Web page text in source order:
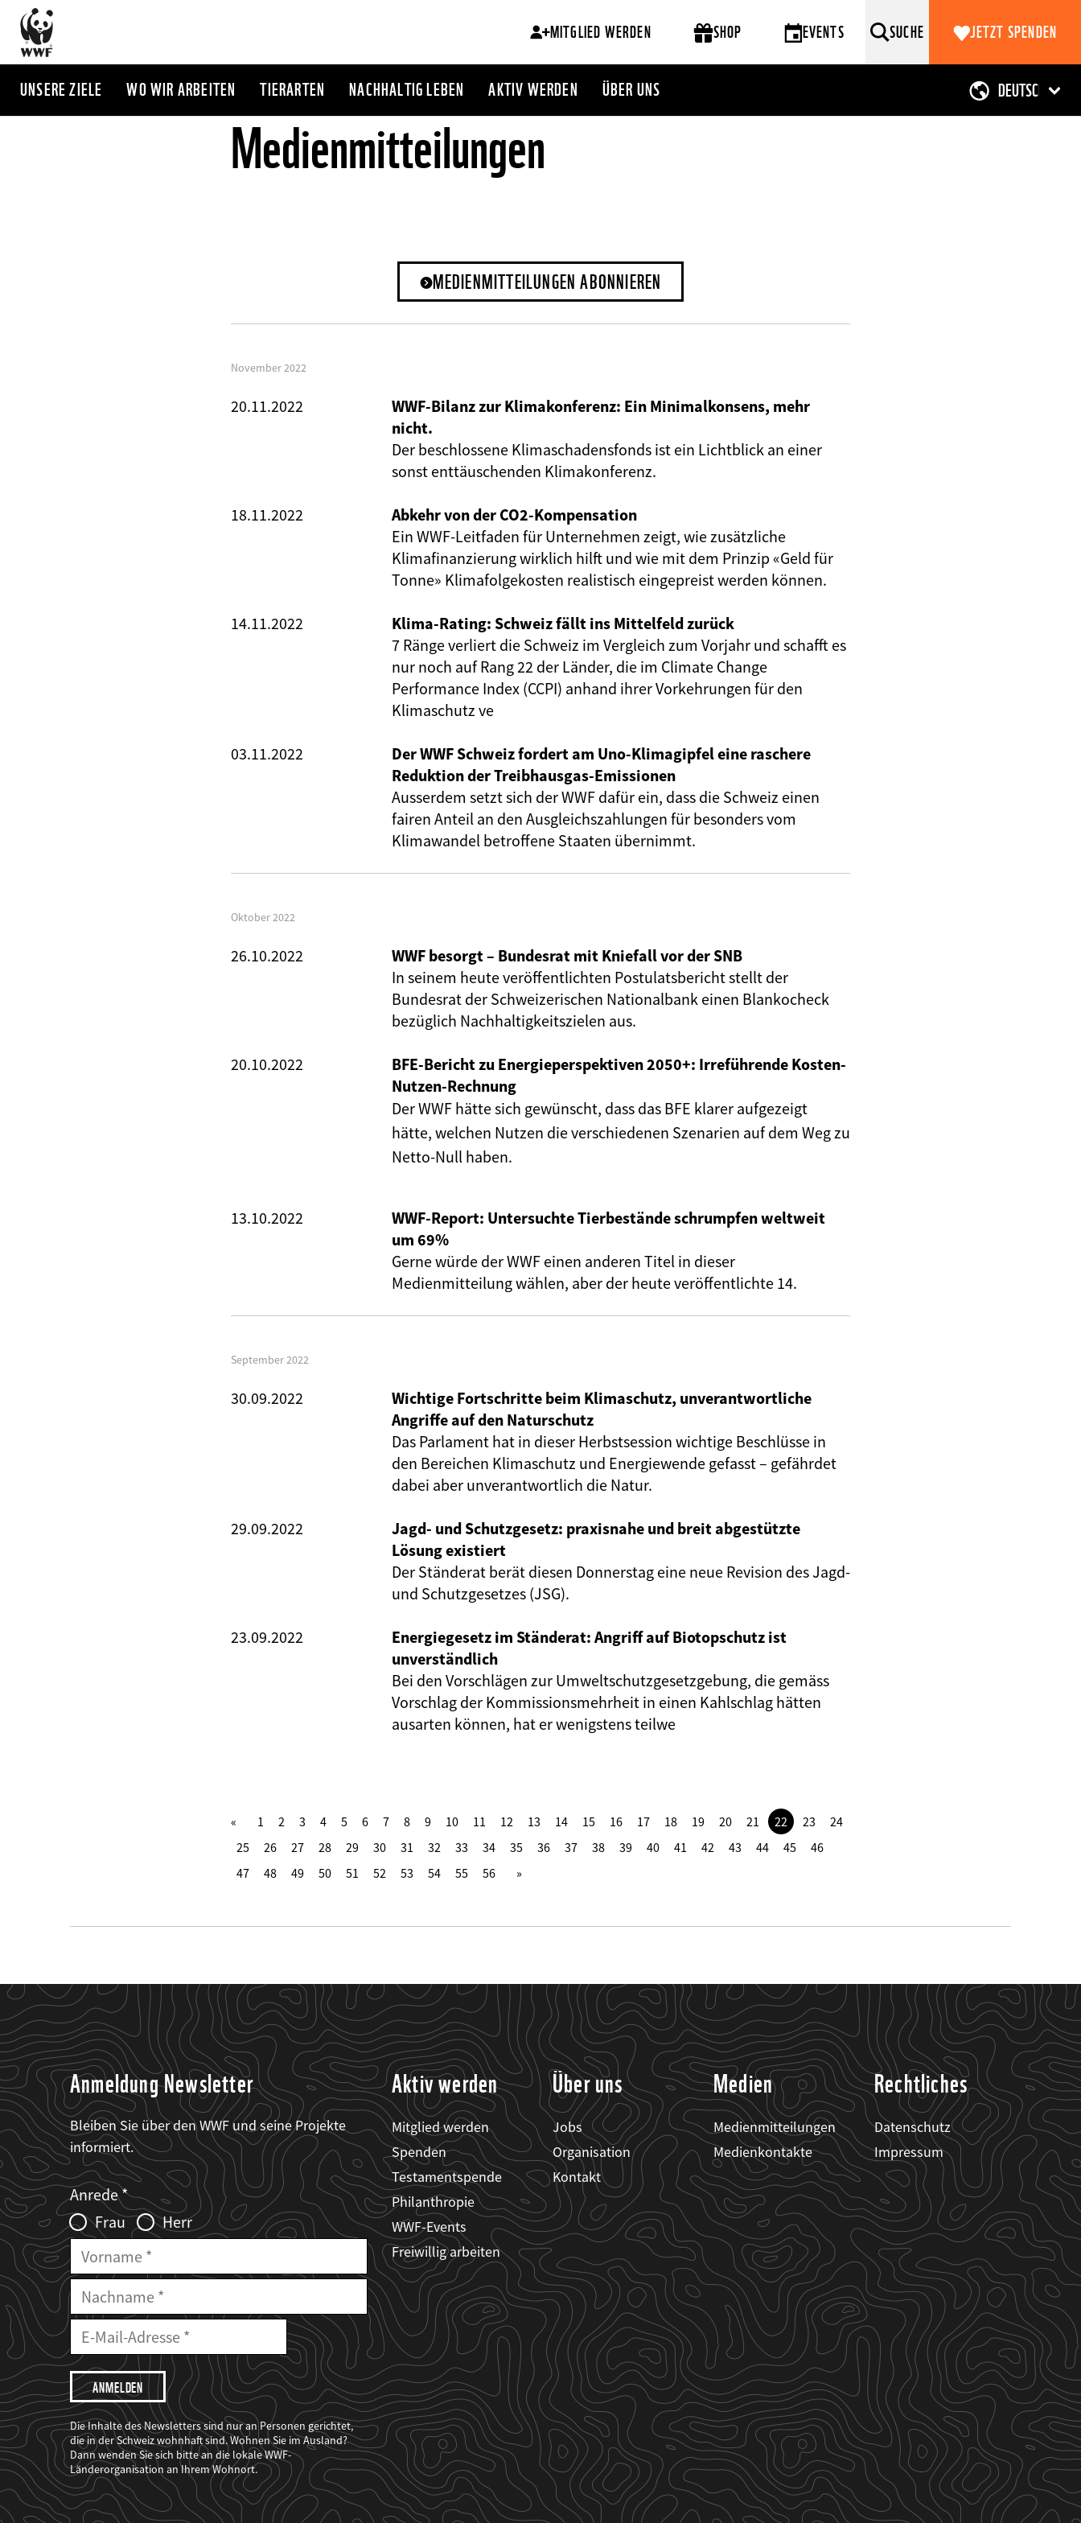
Direkt
zum
Inhalt
MITGLIED WERDEN SHOP EVENTS SUCHE JETZT SPENDEN
UNSERE ZIELE WO WIR ARBEITEN TIERARTEN NACHHALTIG LEBEN AKTIV WERDEN ÜBER UNS
Medienmitteilungen
MEDIENMITTEILUNGEN ABONNIEREN
November 2022
20.11.2022
WWF-Bilanz zur Klimakonferenz: Ein Minimalkonsens, mehr
nicht.
Der beschlossene Klimaschadensfonds ist ein Lichtblick an einer
sonst enttäuschenden Klimakonferenz.
18.11.2022
Abkehr von der CO2-Kompensation
Ein WWF-Leitfaden für Unternehmen zeigt, wie zusätzliche
Klimafinanzierung wirklich hilft und wie mit dem Prinzip «Geld für
Tonne» Klimafolgekosten realistisch eingepreist werden können.
14.11.2022
Klima-Rating: Schweiz fällt ins Mittelfeld zurück
7 Ränge verliert die Schweiz im Vergleich zum Vorjahr und schafft es
nur noch auf Rang 22 der Länder, die im Climate Change
Performance Index (CCPI) anhand ihrer Vorkehrungen für den
Klimaschutz ve
03.11.2022
Der WWF Schweiz fordert am Uno-Klimagipfel eine raschere
Reduktion der Treibhausgas-Emissionen
Ausserdem setzt sich der WWF dafür ein, dass die Schweiz einen
fairen Anteil an den Ausgleichszahlungen für besonders vom
Klimawandel betroffene Staaten übernimmt.
Oktober 2022
26.10.2022
WWF besorgt – Bundesrat mit Kniefall vor der SNB
In seinem heute veröffentlichten Postulatsbericht stellt der
Bundesrat der Schweizerischen Nationalbank einen Blankocheck
bezüglich Nachhaltigkeitszielen aus.
20.10.2022
BFE-Bericht zu Energieperspektiven 2050+: Irreführende Kosten-
Nutzen-Rechnung
Der WWF hätte sich gewünscht, dass das BFE klarer aufgezeigt
hätte, welchen Nutzen die verschiedenen Szenarien auf dem Weg zu
Netto-Null haben.
13.10.2022
WWF-Report: Untersuchte Tierbestände schrumpfen weltweit
um 69%
Gerne würde der WWF einen anderen Titel in dieser
Medienmitteilung wählen, aber der heute veröffentlichte 14.
September 2022
30.09.2022
Wichtige Fortschritte beim Klimaschutz, unverantwortliche
Angriffe auf den Naturschutz
Das Parlament hat in dieser Herbstsession wichtige Beschlüsse in
den Bereichen Klimaschutz und Energiewende gefasst – gefährdet
dabei aber unverantwortlich die Natur.
29.09.2022
Jagd- und Schutzgesetz: praxisnahe und breit abgestützte
Lösung existiert
Der Ständerat berät diesen Donnerstag eine neue Revision des Jagd-
und Schutzgesetzes (JSG).
23.09.2022
Energiegesetz im Ständerat: Angriff auf Biotopschutz ist
unverständlich
Bei den Vorschlägen zur Umweltschutzgesetzgebung, die gemäss
Vorschlag der Kommissionsmehrheit in einen Kahlschlag hätten
ausarten können, hat er wenigstens teilwe
1 2 3 4 5 6 7 8 9 10 11 12 13 14 15 16 17 18 19 20 21 22 23
24
25
26 27 28 29 30 31 32 33 34 35 36 37 38 39 40 41 42 43 44 45
46
47
48 49 50 51 52 53 54 55 56
Anmeldung Newsletter
Bleiben Sie über den WWF und seine Projekte
informiert.
Web2Case
Infofelder
Fieldset
anrede_name
Anrede
Frau
Herr
Vorname
Nachname
E-
Mailadresse
Mail
Adresse
Ich
möchte,
dass
der
WWF
mich
über
seine
Projekte
informiert.
Die Inhalte des Newsletters sind nur an Personen gerichtet,
die in der Schweiz wohnhaft sind. Wohnen Sie im Ausland?
Dann wenden Sie sich bitte an die lokale WWF-
Länderorganisation an Ihrem Wohnort.
Aktiv werden
Mitglied werden
Spenden
Testamentspende
Philanthropie
WWF-Events
Freiwillig arbeiten
Über uns
Jobs
Organisation
Kontakt
Medien
Medienmitteilungen
Medienkontakte
Rechtliches
Datenschutz
Impressum